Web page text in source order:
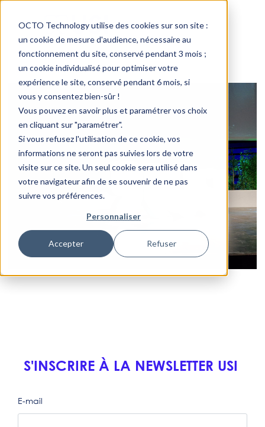
OCTO Technology utilise des cookies sur son site :
un cookie de mesure d'audience, nécessaire au
fonctionnement du site, conservé pendant 3 mois ;
un cookie individualisé pour optimiser votre
expérience le site, conservé pendant 6 mois, si
vous y consentez bien-sûr !
Vous pouvez en savoir plus et paramétrer vos choix
en cliquant sur "paramétrer".
Si vous refusez l'utilisation de ce cookie, vos
informations ne seront pas suivies lors de votre
visite sur ce site. Un seul cookie sera utilisé dans
votre navigateur afin de se souvenir de ne pas
suivre vos préférences.
Personnaliser
Accepter Refuser
S'INSCRIRE À LA NEWSLETTER USI
E-mail